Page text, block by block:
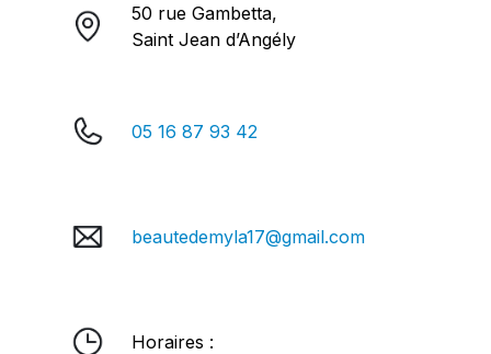
50 rue Gambetta,
Saint Jean d’Angély
05 16 87 93 42
beautedemyla17@gmail.com
Horaires :